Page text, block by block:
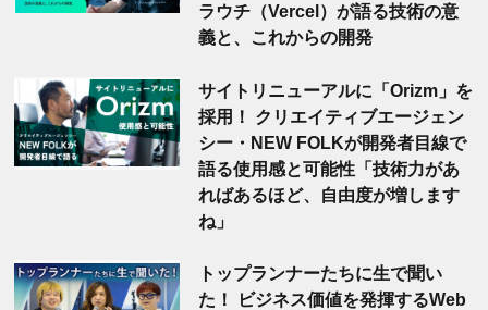
ラウチ（Vercel）が語る技術の意
義と、これからの開発
サイトリニューアルに「Orizm」を
採用！ クリエイティブエージェン
シー・NEW FOLKが開発者目線で
語る使用感と可能性「技術力があ
ればあるほど、自由度が増します
ね」
トップランナーたちに生で聞い
た！ ビジネス価値を発揮するWeb